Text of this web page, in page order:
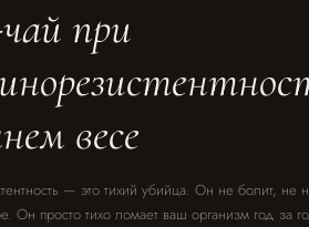
при
весе
— это тихий убийца. Он не болит, не
Он просто тихо ломает ваш организм год за